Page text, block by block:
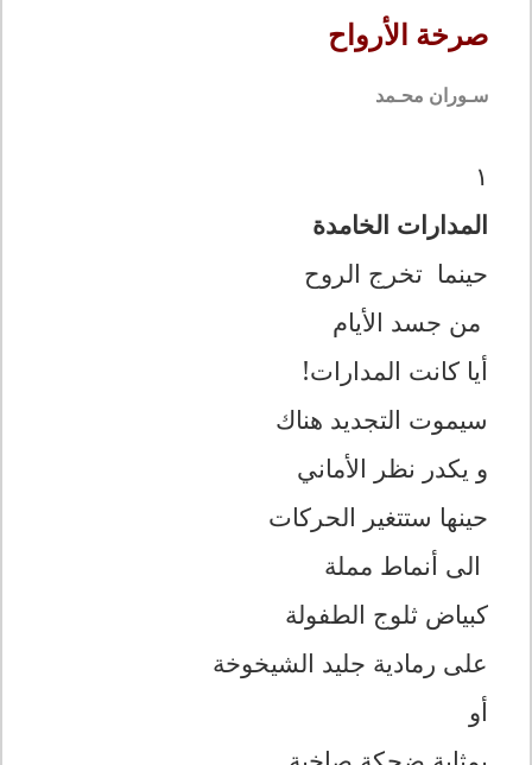
صرخة الأرواح
سـوران محـمد
١
المدارات الخامدة
حينما تخرج الروح
من جسد الأيام
أيا كانت المدارات!
سيموت التجديد هناك
و يكدر نظر الأماني
حينها ستتغير الحركات
الى أنماط مملة
كبياض ثلوج الطفولة
على رمادية جليد الشيخوخة
أو